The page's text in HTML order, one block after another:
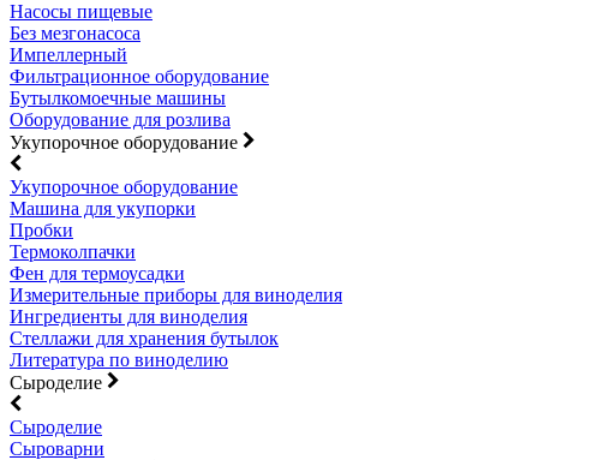
Насосы пищевые
Без мезгонасоса
Импеллерный
Фильтрационное оборудование
Бутылкомоечные машины
Оборудование для розлива
Укупорочное оборудование
Укупорочное оборудование
Машина для укупорки
Пробки
Термоколпачки
Фен для термоусадки
Измерительные приборы для виноделия
Ингредиенты для виноделия
Стеллажи для хранения бутылок
Литература по виноделию
Сыроделие
Сыроделие
Сыроварни